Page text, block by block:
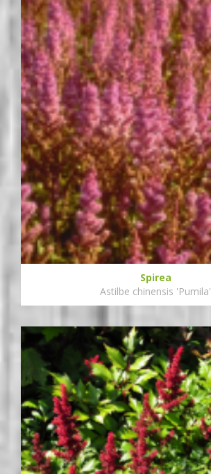
Spirea
Astilbe chinensis 'Pumila'